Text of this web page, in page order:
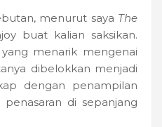
menurut saya The
buat kalian saksikan.
menarik mengenai
dibelokkan menjadi
dengan penampilan
di sepanjang